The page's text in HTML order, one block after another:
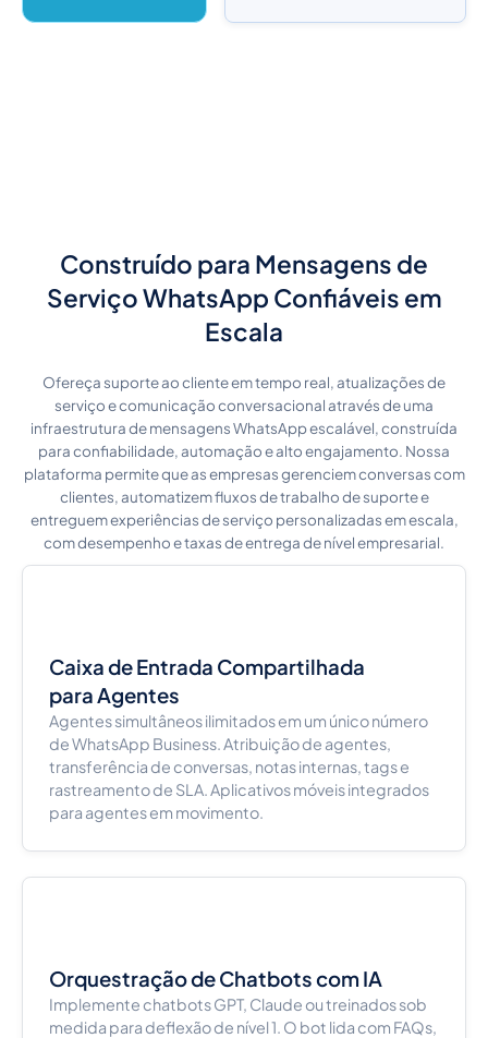
Construído para Mensagens de
Serviço WhatsApp Confiáveis em
Escala
Ofereça suporte ao cliente em tempo real, atualizações de
serviço e comunicação conversacional através de uma
infraestrutura de mensagens WhatsApp escalável, construída
para confiabilidade, automação e alto engajamento. Nossa
plataforma permite que as empresas gerenciem conversas com
clientes, automatizem fluxos de trabalho de suporte e
entreguem experiências de serviço personalizadas em escala,
com desempenho e taxas de entrega de nível empresarial.
Caixa de Entrada Compartilhada
para Agentes
Agentes simultâneos ilimitados em um único número
de WhatsApp Business. Atribuição de agentes,
transferência de conversas, notas internas, tags e
rastreamento de SLA. Aplicativos móveis integrados
para agentes em movimento.
Orquestração de Chatbots com IA
Implemente chatbots GPT, Claude ou treinados sob
medida para deflexão de nível 1. O bot lida com FAQs,